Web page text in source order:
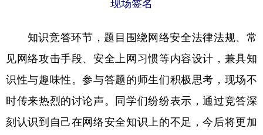
现场签名
知识竞答环节，题目围绕网络安全法律法规、常
见网络攻击手段、安全上网习惯等内容设计，兼具知
识性与趣味性。参与答题的师生们积极思考，现场不
时传来热烈的讨论声。同学们纷纷表示，通过竞答深
刻认识到自己在网络安全知识上的不足，今后将更加